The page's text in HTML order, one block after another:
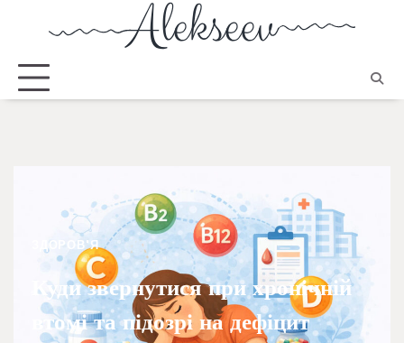
ЗДОРОВ'Я
Куди звернутися при хронічній
втомі та підозрі на дефіцит